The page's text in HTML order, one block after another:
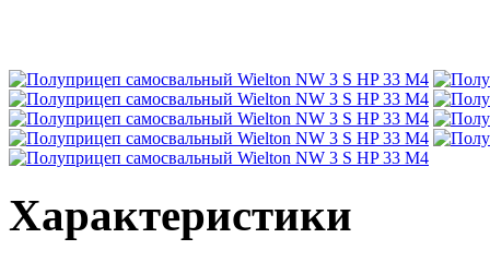
Характеристики